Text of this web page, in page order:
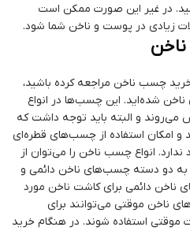
در غیر این صورت ممکن است
زیادی در پوست و ناخن شما شود.
چسب ناخن مراجعه کرده باشید،
شده‌اید. این چسب‌ها در انواع
و البته باید توجه داشت که
استفاده از چسب‌های قطره‌ای
انواع چسب ناخن را می‌توان از
به دو دسته چسب‌های ناخن دائمی و
دائمی برای کاشت ناخن مورد
ناخن موقتی می‌توانند برای
استفاده شوند. در هنگام خرید